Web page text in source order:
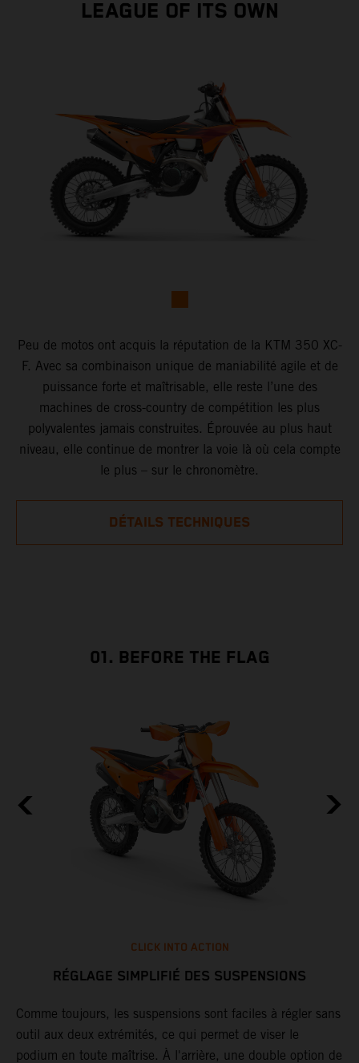
LEAGUE OF ITS OWN
Peu de motos ont acquis la réputation de la KTM 350 XC-
F. Avec sa combinaison unique de maniabilité agile et de
puissance forte et maîtrisable, elle reste l’une des
machines de cross-country de compétition les plus
polyvalentes jamais construites. Éprouvée au plus haut
niveau, elle continue de montrer la voie là où cela compte
le plus – sur le chronomètre.
DÉTAILS TECHNIQUES
01. BEFORE THE FLAG
CLICK INTO ACTION
RÉGLAGE SIMPLIFIÉ DES SUSPENSIONS
Comme toujours, les suspensions sont faciles à régler sans
outil aux deux extrémités, ce qui permet de viser le
podium en toute maîtrise. À l'arrière, une double option de